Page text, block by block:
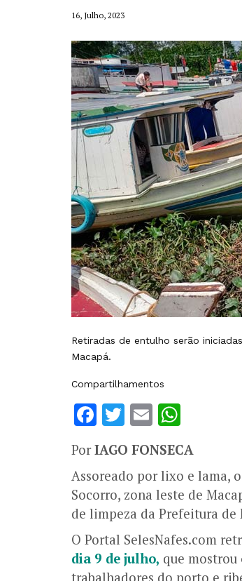
16, Julho, 2023
Retiradas de entulho serão
Macapá.
Compartilhamentos
Facebook
Twitter
Email
PorIAGO FONSECA
Assoreado por lixo e lama,
Socorro, zona leste de
de limpeza da Prefeitura de
O Portal SelesNafes.com
dia 9 de julho, que
trabalhadores do porto e